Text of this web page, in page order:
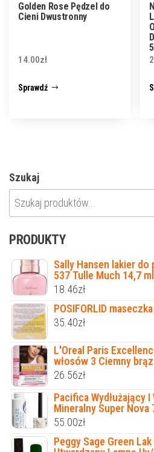
Golden Rose Pędzel do
Cieni Dwustronny
14.00zł
Sprawdź
Szukaj
PRODUKTY
Sally Hansen lakier
537 Tulle Much 14,7 ml
18.46zł
POSIFORLID
35.40zł
L'Oreal Paris
włosów 3 Ciemny brąz
26.56zł
Pacifica Wydłużający
Mineralny Super Nova
55.00zł
Peggy Sage Green